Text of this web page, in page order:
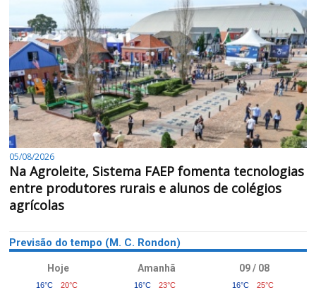
05/08/2026
Na Agroleite, Sistema FAEP fomenta tecnologias
entre produtores rurais e alunos de colégios
agrícolas
Previsão do tempo (M. C. Rondon)
Hoje
16°C 20°C
Amanhã
16°C 23°C
09 / 08
16°C 25°C